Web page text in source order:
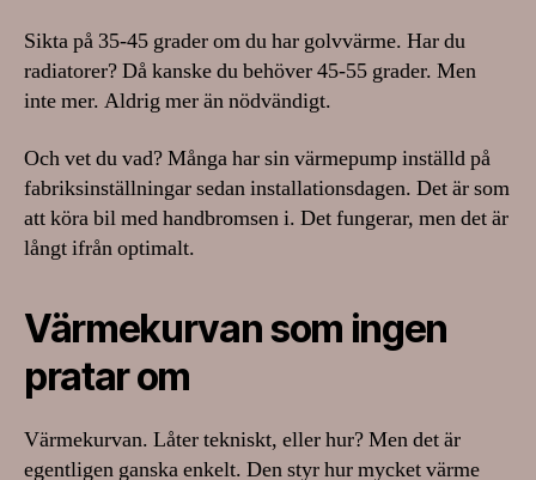
Sikta på 35-45 grader om du har golvvärme. Har du
radiatorer? Då kanske du behöver 45-55 grader. Men
inte mer. Aldrig mer än nödvändigt.
Och vet du vad? Många har sin värmepump inställd på
fabriksinställningar sedan installationsdagen. Det är som
att köra bil med handbromsen i. Det fungerar, men det är
långt ifrån optimalt.
Värmekurvan som ingen
pratar om
Värmekurvan. Låter tekniskt, eller hur? Men det är
egentligen ganska enkelt. Den styr hur mycket värme